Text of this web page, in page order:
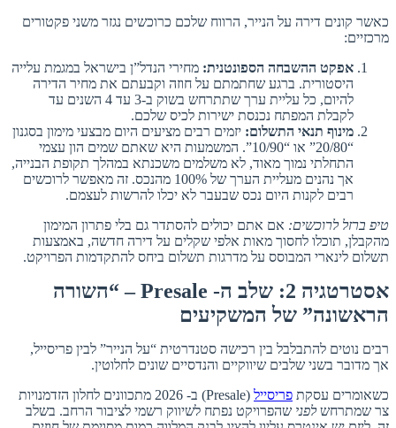
כאשר קונים דירה על הנייר, הרווח שלכם כרוכשים נגזר משני פקטורים
מרכזיים:
אפקט ההשבחה הספונטנית: מחירי הנדל”ן בישראל במגמת עלייה
היסטורית. ברגע שחתמתם על חוזה וקבעתם את מחיר הדירה
להיום, כל עליית ערך שתתרחש בשוק ב-3 עד 4 השנים עד
לקבלת המפתח נכנסת ישירות לכיס שלכם.
מינוף תנאי התשלום: יזמים רבים מציעים היום מבצעי מימון בסגנון
“20/80” או “10/90”. המשמעות היא שאתם שמים הון עצמי
התחלתי נמוך מאוד, לא משלמים משכנתא במהלך תקופת הבנייה,
אך נהנים מעליית הערך של 100% מהנכס. זה מאפשר לרוכשים
רבים לקנות היום נכס שבעבר לא יכלו להרשות לעצמם.
טיפ ברזל לרוכשים: אם אתם יכולים להסתדר גם בלי פתרון המימון
מהקבלן, תוכלו לחסוך מאות אלפי שקלים על דירה חדשה, באמצעות
תשלום לינארי המבוסס על מדרגות תשלום ביחס להתקדמות הפרויקט.
אסטרטגיה 2: שלב ה- Presale – “השורה
הראשונה” של המשקיעים
רבים נוטים להתבלבל בין רכישה סטנדרטית “על הנייר” לבין פריסייל,
אך מדובר בשני שלבים שיווקיים והנדסיים שונים לחלוטין.
כשאומרים עסקת פריסייל
(Presale) ב- 2026 מתכוונים לחלון הזדמנויות
צר שמתרחשלפני שהפרויקט נפתח לשיווק רשמי לציבור הרחב. בשלב